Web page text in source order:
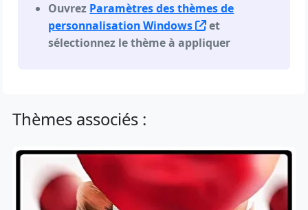
Ouvrez Paramètres des thèmes de
personnalisation Windows
et
sélectionnez le thème à appliquer
Thèmes associés :